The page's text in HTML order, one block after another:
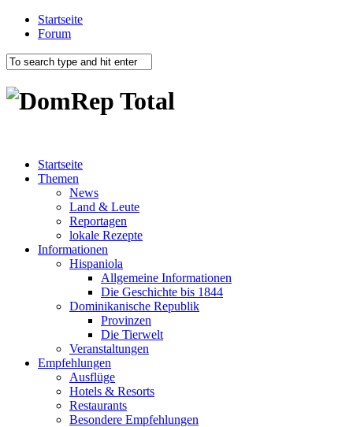
Startseite
Forum
Startseite
Themen
News
Land & Leute
Reportagen
lokale Rezepte
Informationen
Hispaniola
Allgemeine Informationen
Die Geschichte bis 1844
Dominikanische Republik
Provinzen
Die Tierwelt
Veranstaltungen
Empfehlungen
Ausflüge
Hotels & Resorts
Restaurants
Besondere Empfehlungen